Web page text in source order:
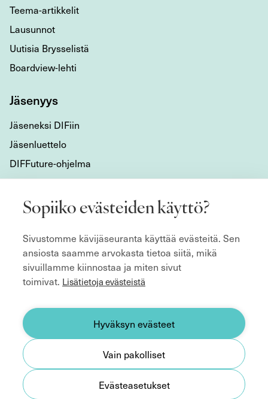
Sopiiko evästeiden käyttö?
Sivustomme kävijäseuranta käyttää evästeitä. Sen
ansiosta saamme arvokasta tietoa siitä, mikä
sivuillamme kiinnostaa ja miten sivut
toimivat. Lisätietoja evästeistä
Hyväksyn evästeet
Vain pakolliset
Evästeasetukset
Teema-artikkelit
Lausunnot
Uutisia Brysselistä
Boardview-lehti
Jäsenyys
Jäseneksi DIFiin
Jäsenluettelo
DIFFuture-ohjelma
Tietoa meistä
Mikä DIF on?
Organisaatio
Hyvän hallitustyön kulmakivet
Säännöt
Etsitkö hallitusjäsentä?
Yhteystiedot
Medialle